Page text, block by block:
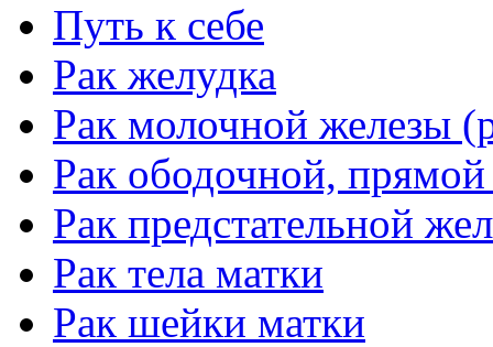
Путь к себе
Рак желудка
Рак молочной железы
Рак ободочной,
Рак предстательной
Рак тела матки
Рак шейки матки